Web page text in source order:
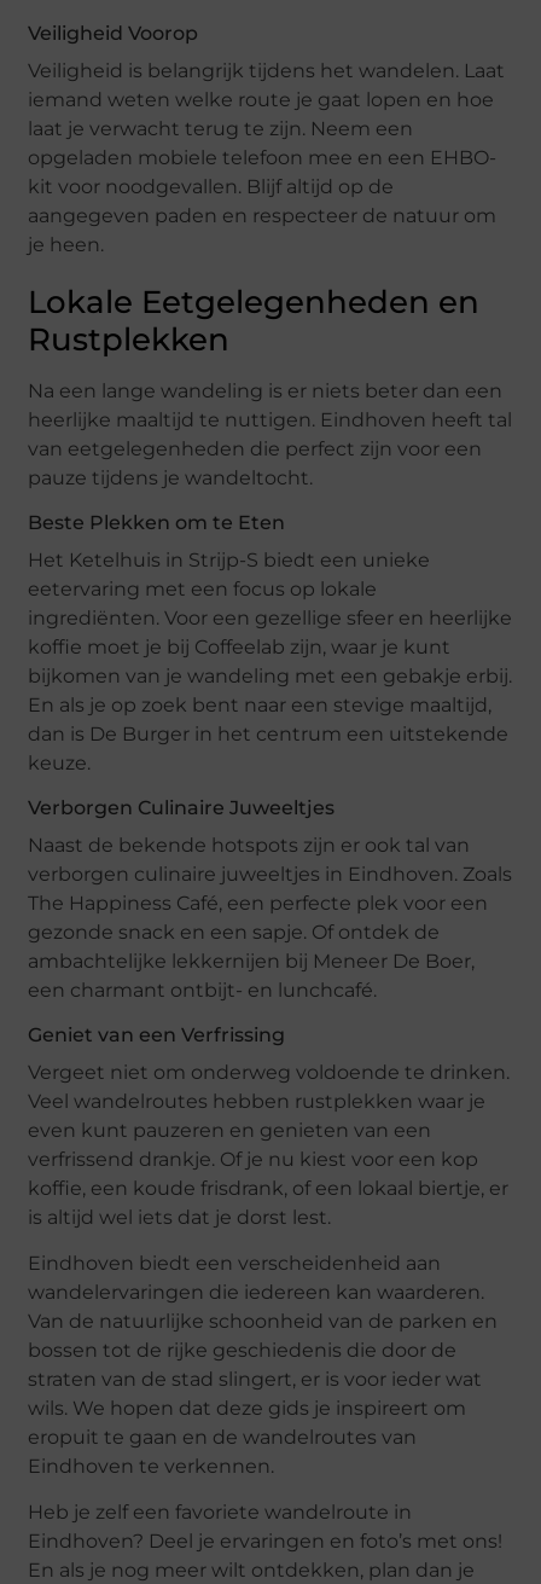
Veiligheid Voorop
Veiligheid is belangrijk tijdens het wandelen. Laat
iemand weten welke route je gaat lopen en hoe
laat je verwacht terug te zijn. Neem een
opgeladen mobiele telefoon mee en een EHBO-
kit voor noodgevallen. Blijf altijd op de
aangegeven paden en respecteer de natuur om
je heen.
Lokale Eetgelegenheden en
Rustplekken
Na een lange wandeling is er niets beter dan een
heerlijke maaltijd te nuttigen. Eindhoven heeft tal
van eetgelegenheden die perfect zijn voor een
pauze tijdens je wandeltocht.
Beste Plekken om te Eten
Het Ketelhuis in Strijp-S biedt een unieke
eetervaring met een focus op lokale
ingrediënten. Voor een gezellige sfeer en heerlijke
koffie moet je bij Coffeelab zijn, waar je kunt
bijkomen van je wandeling met een gebakje erbij.
En als je op zoek bent naar een stevige maaltijd,
dan is De Burger in het centrum een uitstekende
keuze.
Verborgen Culinaire Juweeltjes
Naast de bekende hotspots zijn er ook tal van
verborgen culinaire juweeltjes in Eindhoven. Zoals
The Happiness Café, een perfecte plek voor een
gezonde snack en een sapje. Of ontdek de
ambachtelijke lekkernijen bij Meneer De Boer,
een charmant ontbijt- en lunchcafé.
Geniet van een Verfrissing
Vergeet niet om onderweg voldoende te drinken.
Veel wandelroutes hebben rustplekken waar je
even kunt pauzeren en genieten van een
verfrissend drankje. Of je nu kiest voor een kop
koffie, een koude frisdrank, of een lokaal biertje, er
is altijd wel iets dat je dorst lest.
Eindhoven biedt een verscheidenheid aan
wandelervaringen die iedereen kan waarderen.
Van de natuurlijke schoonheid van de parken en
bossen tot de rijke geschiedenis die door de
straten van de stad slingert, er is voor ieder wat
wils. We hopen dat deze gids je inspireert om
eropuit te gaan en de wandelroutes van
Eindhoven te verkennen.
Heb je zelf een favoriete wandelroute in
Eindhoven? Deel je ervaringen en foto’s met ons!
En als je nog meer wilt ontdekken, plan dan je